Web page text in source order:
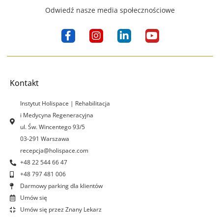
Odwiedź nasze media społecznościowe
F
a
c
k
-
f
I
n
s
a
L
i
n
Y
o
u
Kontakt
Instytut Holispace | Rehabilitacja
i Medycyna Regeneracyjna
ul. Św. Wincentego 93/5
03-291 Warszawa
recepcja@holispace.com
+48 22 544 66 47
+48 797 481 006
Darmowy parking dla klientów
Umów się
Umów się przez Znany Lekarz